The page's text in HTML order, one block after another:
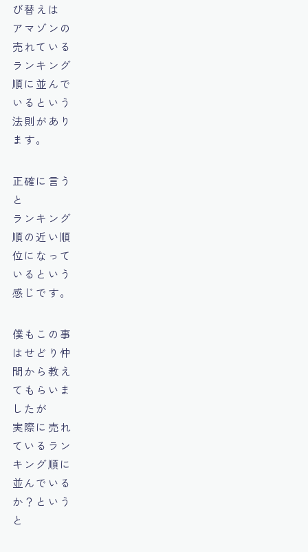
び替えは
アマゾンの
売れている
ランキング
順に並んで
いるという
法則があり
ます。
正確に言う
と
ランキング
順の近い順
位になって
いるという
感じです。
僕もこの事
はせどり仲
間から教え
てもらいま
したが
実際に売れ
ているラン
キング順に
並んでいる
か？という
と